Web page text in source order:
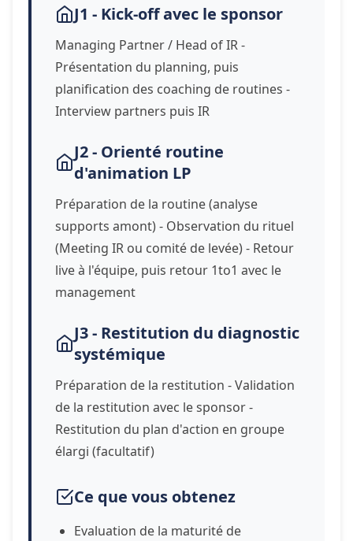
J1 - Kick-off avec le sponsor
Managing Partner / Head of IR -
Présentation du planning, puis
planification des coaching de routines -
Interview partners puis IR
J2 - Orienté routine
d'animation LP
Préparation de la routine (analyse
supports amont) - Observation du rituel
(Meeting IR ou comité de levée) - Retour
live à l'équipe, puis retour 1to1 avec le
management
J3 - Restitution du diagnostic
systémique
Préparation de la restitution - Validation
de la restitution avec le sponsor -
Restitution du plan d'action en groupe
élargi (facultatif)
Ce que vous obtenez
Evaluation de la maturité de